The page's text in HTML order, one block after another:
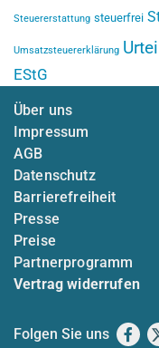
Steuererstattung steuerfrei
Umsatzsteuererklärung
EStG
Über uns
Impressum
AGB
Datenschutz
Barrierefreiheit
Presse
Preise
Partnerprogramm
Vertrag widerrufen
Folgen Sie uns